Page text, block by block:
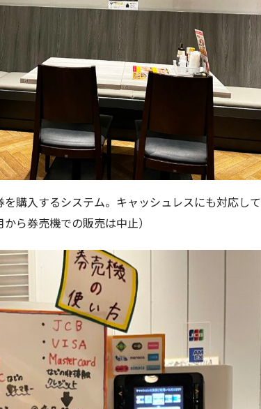
購入するシステム。キャッシュレスにも対応し
ら券売機での販売は中止）